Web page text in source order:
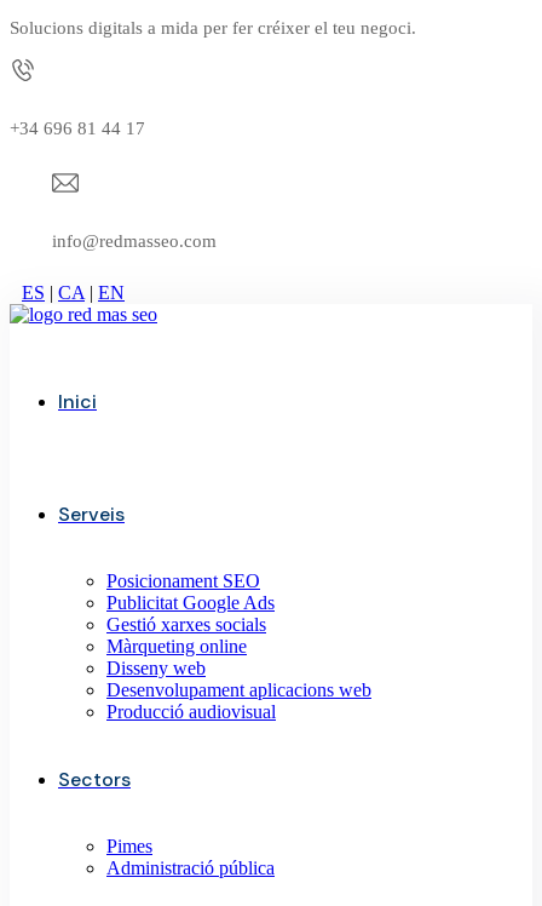
Solucions digitals a mida per fer créixer el teu negoci.
+34 696 81 44 17
info@redmasseo.com
ES | CA | EN
Inici
Serveis
Posicionament SEO
Publicitat Google Ads
Gestió xarxes socials
Màrqueting online
Disseny web
Desenvolupament aplicacions web
Producció audiovisual
Sectors
Pimes
Administració pública